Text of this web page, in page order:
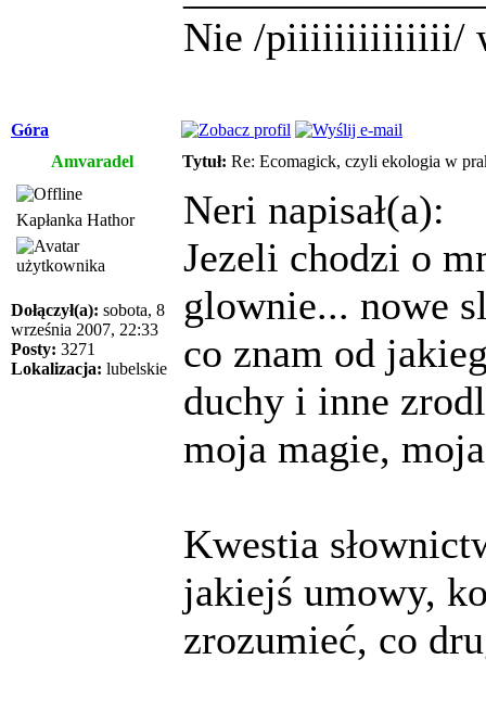
Nie /piiiiiiiiiiiiii/
Góra
Amvaradel
Tytuł: Re: Ecomagick, czyli ekologia w
Kapłanka Hathor
Dołączył(a): sobota, 8
września 2007, 22:33
Posty: 3271
Lokalizacja: lubelskie
Neri napisał(a):
Jezeli chodzi o
glownie... nowe
co znam od
duchy i inne
moja magie,
Kwestia
jakiejś umowy,
zrozumieć, co